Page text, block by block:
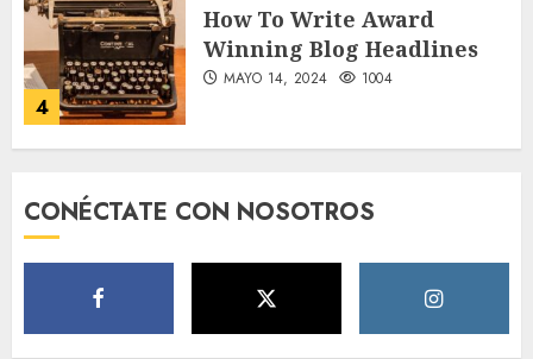
4
How To Write Award
Winning Blog Headlines
MAYO 14, 2024 1004
How Many of These Italian
MAYO 14, 2024 811
CONÉCTATE CON NOSOTROS